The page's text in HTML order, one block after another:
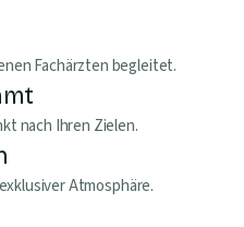
Fachärzten begleitet.
nach Ihren Zielen.
Atmosphäre.